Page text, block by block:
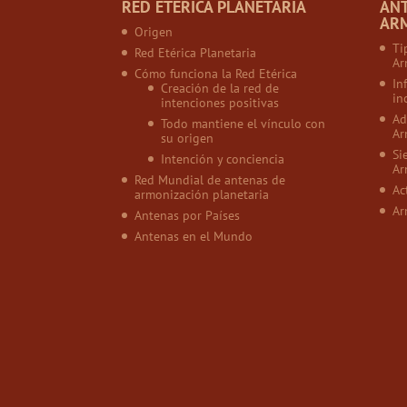
RED ETÉRICA PLANETARIA
Origen
Red Etérica Planetaria
Cómo funciona la Red Etérica
Creación de la red de
intenciones positivas
Todo mantiene el vínculo con
su origen
Intención y conciencia
Red Mundial de antenas de
armonización planetaria
Antenas por Países
Antenas en el Mundo